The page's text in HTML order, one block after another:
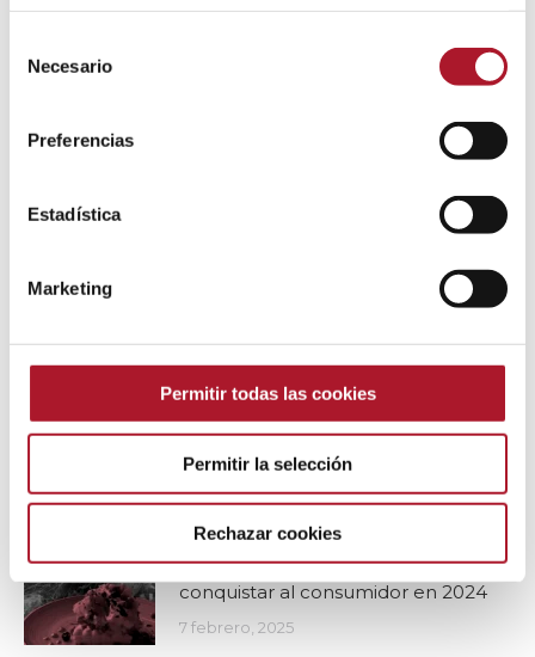
Necesario
Preferencias
Estadística
Marketing
Permitir todas las cookies
Permitir la selección
Rechazar cookies
Publicación
La mitad de los conductores en
España ya eligen las gasolineras de
bajo precio como primera opción
Del oráculo a la Inteligencia Artificial
Predictiva: el poder de anticiparse al
futuro
11 febrero, 2025
Turismo y restauración: claves para
conquistar al consumidor en 2024
7 febrero, 2025